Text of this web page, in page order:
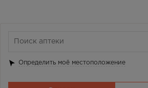
Определить моё местоположение